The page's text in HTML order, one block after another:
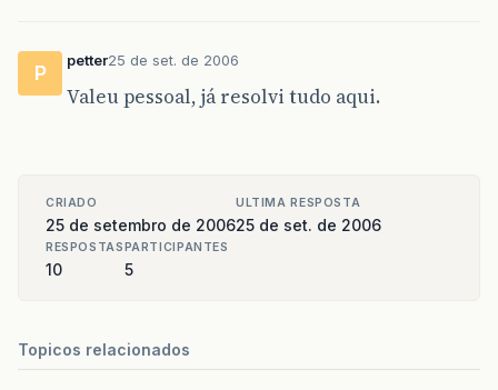
P
petter25 de set. de 2006
Valeu pessoal, já resolvi tudo aqui.
CRIADO
25 de setembro de 2006
ULTIMA RESPOSTA
25 de set. de 2006
RESPOSTAS
10
PARTICIPANTES
5
Topicos relacionados